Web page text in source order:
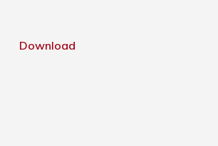
Download